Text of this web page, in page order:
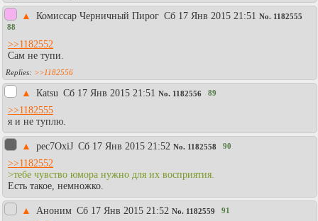
▲ Комиссар Черничный Пирог Сб 17 Янв 2015 21:51 No. 1182555
88
>>1182552
Сам не тупи.
>>1182556
▲ Каtsu Сб 17 Янв 2015 21:51 No. 1182556 89
>>1182555
я и не туплю.
▲ pec7OxiJ Сб 17 Янв 2015 21:52 No. 1182558 90
>>1182552
>тебе чувство юмора нужно для их восприятия.
Есть такое, немножко.
▲ Аноним Сб 17 Янв 2015 21:52 No. 1182559 91